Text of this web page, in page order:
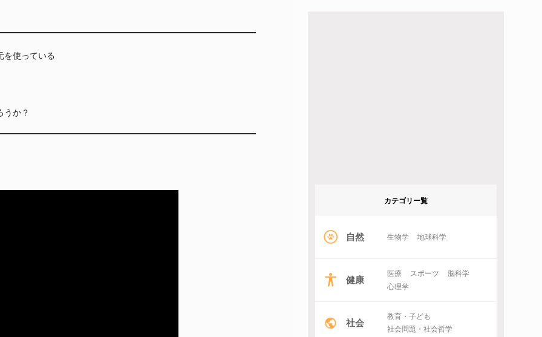
を使っている
うか？
カテゴリー覧
自然 生物学 地球科学
健康 医療 スポーツ
脳科学
心理学
社会
教育・子ども
社会問題・社会哲学